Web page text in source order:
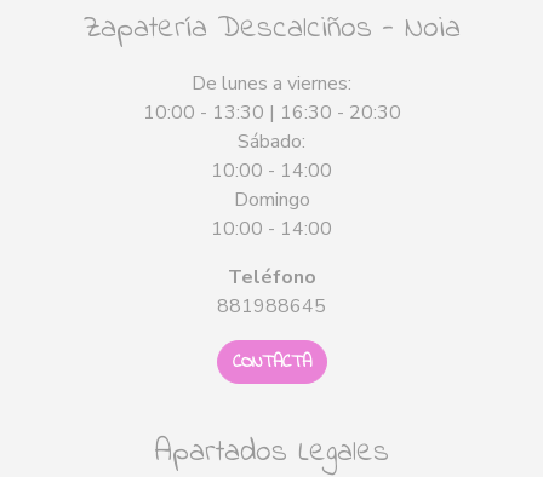
Zapatería Descalciños - Noia
De lunes a viernes:
10:00 - 13:30 | 16:30 - 20:30
Sábado:
10:00 - 14:00
Domingo
10:00 - 14:00
Teléfono
881988645
CONTACTA
Apartados Legales